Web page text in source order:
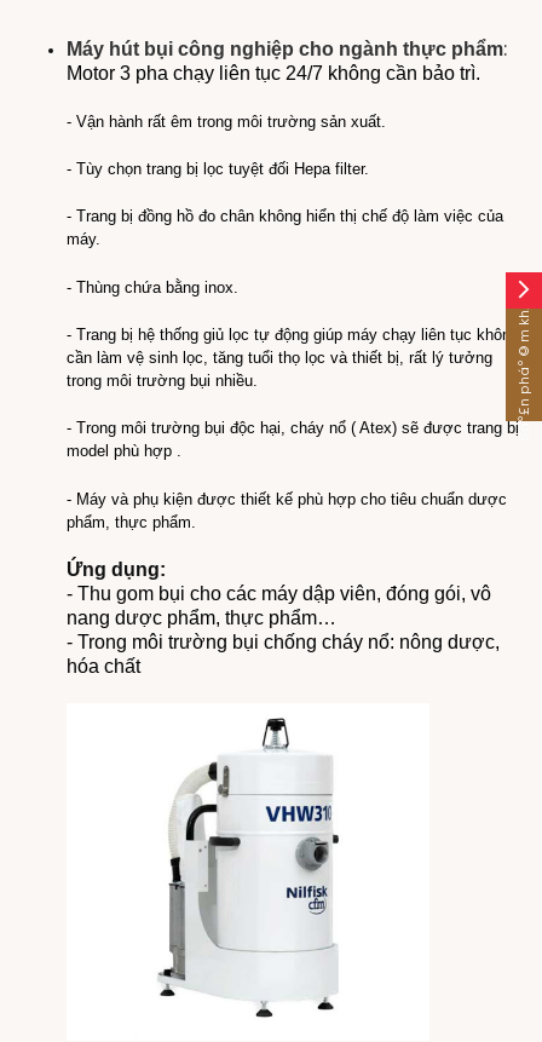
Máy hút bụi công nghiệp cho ngành thực phẩm:
Motor 3 pha chạy liên tục 24/7 không cần bảo trì.
- Vận hành rất êm trong môi trường sản xuất.
- Tùy chọn trang bị lọc tuyệt đối Hepa filter.
- Trang bị đồng hồ đo chân không hiển thị chế độ làm việc của
máy.
- Thùng chứa bằng inox.
- Trang bị hệ thống giủ lọc tự động giúp máy chạy liên tục không
cần làm vệ sinh lọc, tăng tuổi thọ lọc và thiết bị, rất lý tưởng
trong môi trường bụi nhiều.
- Trong môi trường bụi độc hại, cháy nổ ( Atex) sẽ được trang bị
model phù hợp .
- Máy và phụ kiện được thiết kế phù hợp cho tiêu chuẩn dược
phẩm, thực phẩm.
Ứng dụng:
- Thu gom bụi cho các máy dập viên, đóng gói, vô
nang dược phẩm, thực phẩm…
- Trong môi trường bụi chống cháy nổ: nông dược,
hóa chất
arrow_forward_ios
Sáº£n pháº©m khÃ¡c